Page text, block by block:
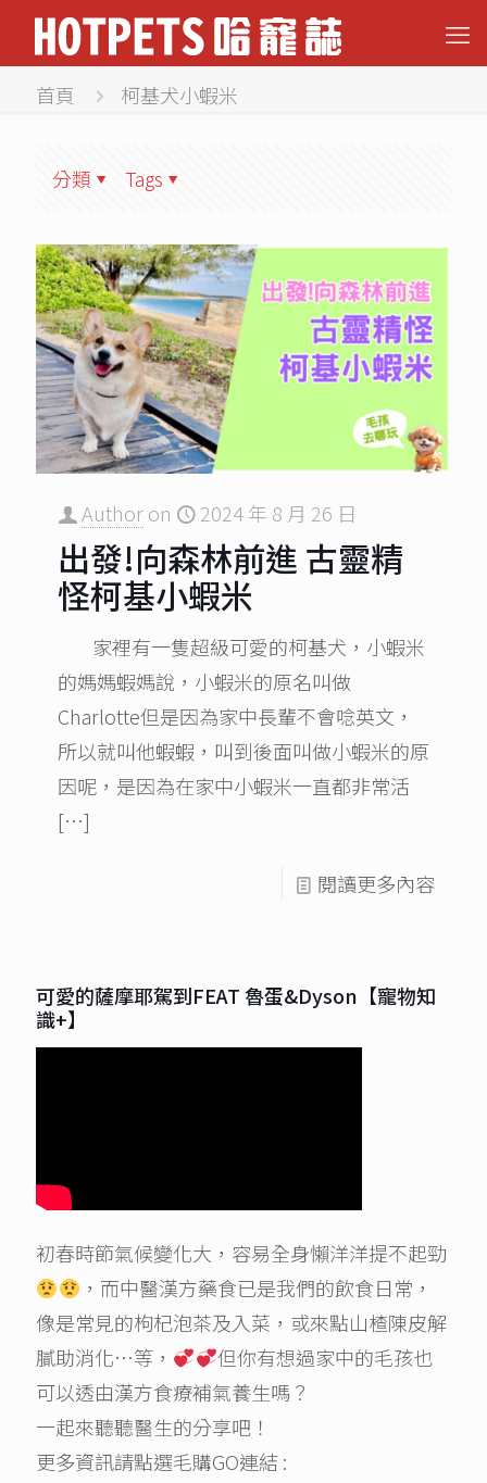
首頁 柯基犬小蝦米
分類 Tags
Authoron 2024 年 8 月 26 日
出發!向森林前進 古靈精
怪柯基小蝦米
家裡有一隻超級可愛的柯基犬，小蝦米
的媽媽蝦媽說，小蝦米的原名叫做
Charlotte但是因為家中長輩不會唸英文，
所以就叫他蝦蝦，叫到後面叫做小蝦米的原
因呢，是因為在家中小蝦米一直都非常活
[…]
閱讀更多內容
可愛的薩摩耶駕到FEAT 魯蛋&Dyson【寵物知
識+】
初春時節氣候變化大，容易全身懶洋洋提不起勁
，而中醫漢方藥食已是我們的飲食日常，
像是常見的枸杞泡茶及入菜，或來點山楂陳皮解
膩助消化…等，
但你有想過家中的毛孩也
可以透由漢方食療補氣養生嗎？
一起來聽聽醫生的分享吧！
更多資訊請點選毛購GO連結 :